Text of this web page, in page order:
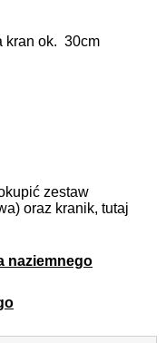
kran ok. 30cm
zestaw
oraz kranik, tutaj
naziemnego